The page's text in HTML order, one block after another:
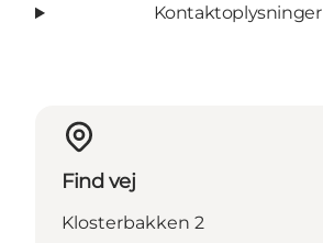
Kontaktoplysninger
Find vej
Klosterbakken 2